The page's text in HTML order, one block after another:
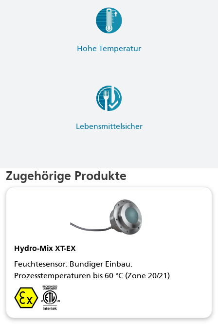
Hohe Temperatur
Lebensmittelsicher
Zugehörige Produkte
Hydro-Mix XT-EX
Feuchtesensor: Bündiger Einbau.
Prozesstemperaturen bis 60 °C (Zone 20/21)